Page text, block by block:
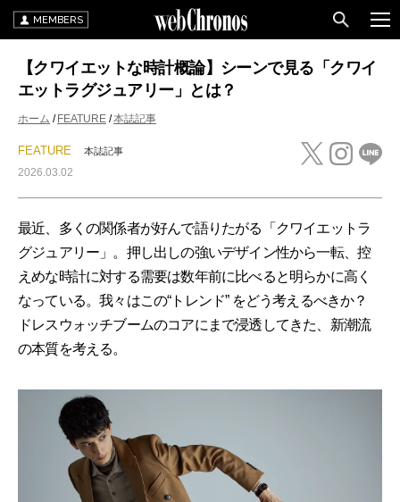
MEMBERS
【クワイエットな時計概論】シーンで見る「クワイ
エットラグジュアリー」とは？
ホーム FEATURE 本誌記事
FEATURE 本誌記事
2026.03.02
最近、多くの関係者が好んで語りたがる「クワイエットラ
グジュアリー」。押し出しの強いデザイン性から一転、控
えめな時計に対する需要は数年前に比べると明らかに高く
なっている。我々はこの“トレンド” をどう考えるべきか？
ドレスウォッチブームのコアにまで浸透してきた、新潮流
の本質を考える。